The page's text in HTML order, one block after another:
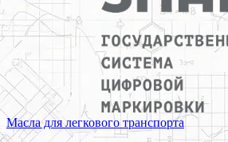
Масла для легкового транспорта